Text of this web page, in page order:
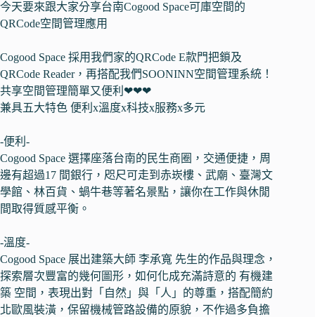
今天要來跟大家分享台南Cogood Space可庫空間的
QRCode空間管理應用
Cogood Space 採用我們家的QRCode E款門把鎖及
QRCode Reader，再搭配我們SOONINN空間管理系統！
共享空間管理簡單又便利❤❤❤
兼具五大特色 便利x溫度x科技x服務x多元
-便利-
Cogood Space 選擇座落台南的民生商圈，交通便捷，周
邊有超過17 間銀行，咫尺可走到赤崁樓、武廟、臺灣文
學館、林百貨、蝸牛巷等著名景點，讓你在工作與休閒
間取得質感平衡。
-溫度-
Cogood Space 展出建築大師 李承寬 先生的作品與理念，
探索層次豐富的幾何圖形，如何化成充滿詩意的 有機建
築 空間，表現出對「自然」與「人」的尊重，搭配簡約
北歐風裝潢，保留機械管路設備的原貌，不作過多負擔